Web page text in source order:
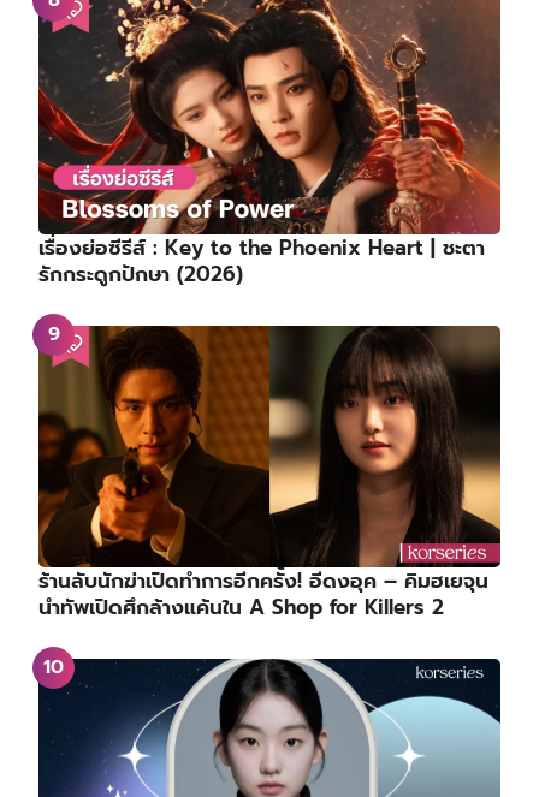
เรื่องย่อซีรีส์ : Key to the Phoenix Heart | ชะตา
รักกระดูกปักษา (2026)
ร้านลับนักฆ่าเปิดทำการอีกครั้ง! อีดงอุค – คิมฮเยจุน
นำทัพเปิดศึกล้างแค้นใน A Shop for Killers 2